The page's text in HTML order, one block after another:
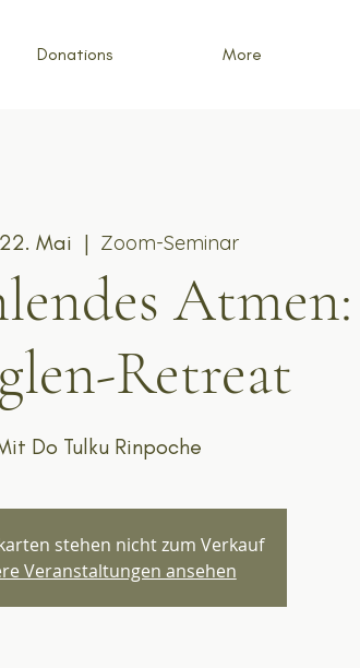
Donations More
Mai
  |
Zoom-Seminar
Atmen:
Retreat
Do Tulku Rinpoche
stehen nicht zum Verkauf
Veranstaltungen ansehen